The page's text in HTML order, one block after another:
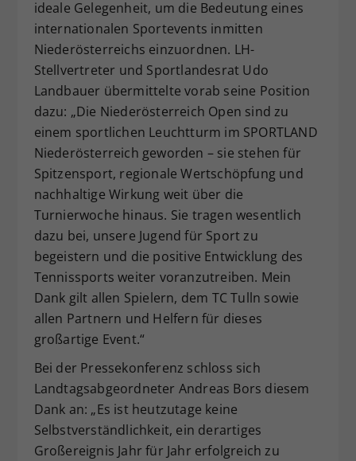
ideale Gelegenheit, um die Bedeutung eines
internationalen Sportevents inmitten
Niederösterreichs einzuordnen. LH-
Stellvertreter und Sportlandesrat Udo
Landbauer übermittelte vorab seine Position
dazu: „Die Niederösterreich Open sind zu
einem sportlichen Leuchtturm im SPORTLAND
Niederösterreich geworden – sie stehen für
Spitzensport, regionale Wertschöpfung und
nachhaltige Wirkung weit über die
Turnierwoche hinaus. Sie tragen wesentlich
dazu bei, unsere Jugend für Sport zu
begeistern und die positive Entwicklung des
Tennissports weiter voranzutreiben. Mein
Dank gilt allen Spielern, dem TC Tulln sowie
allen Partnern und Helfern für dieses
großartige Event.“
Bei der Pressekonferenz schloss sich
Landtagsabgeordneter Andreas Bors diesem
Dank an: „Es ist heutzutage keine
Selbstverständlichkeit, ein derartiges
Großereignis Jahr für Jahr erfolgreich zu